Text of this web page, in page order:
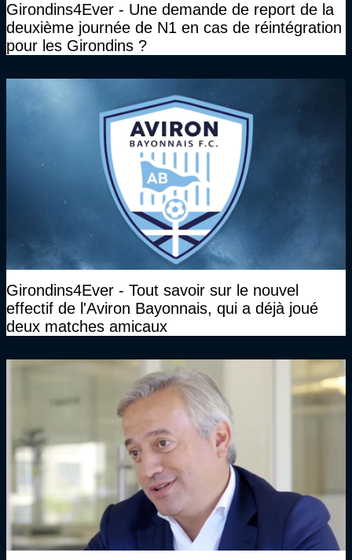
Girondins4Ever - Une demande de report de la
deuxième journée de N1 en cas de réintégration
pour les Girondins ?
Girondins4Ever - Tout savoir sur le nouvel
effectif de l'Aviron Bayonnais, qui a déjà joué
deux matches amicaux